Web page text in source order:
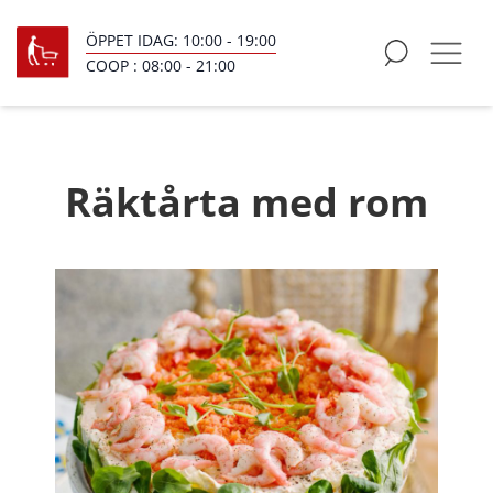
ÖPPET IDAG: 10:00 - 19:00
COOP : 08:00 - 21:00
Räktårta med rom